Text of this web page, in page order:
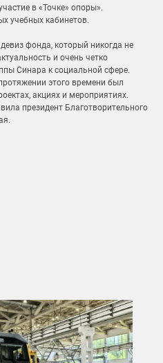
в «Точке» опоры».
учебных кабинетов.
фонда, который никогда не
и очень четко
Синара к социальной сфере.
этого времени был
акциях и мероприятиях.
президент Благотворительного